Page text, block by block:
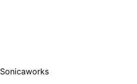
Sonicaworks